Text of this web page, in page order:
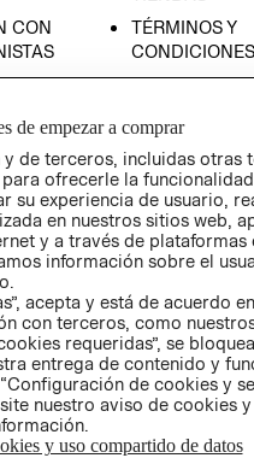
CON
TÉRMINOS Y
CONDICIONES
AVISO DE
GIFT CARD
AVISO DE
COOKIES
LIBRO DE
de empezar a comprar
de terceros, incluidas otras
ofrecerle la
su experiencia de usuario,
en nuestros sitios web,
y a través de plataformas
información sobre el
acepta y está de acuerdo
con terceros, como
requeridas”, se
entrega de contenido y
de cookies y
nuestro aviso de cookies
y uso compartido de datos